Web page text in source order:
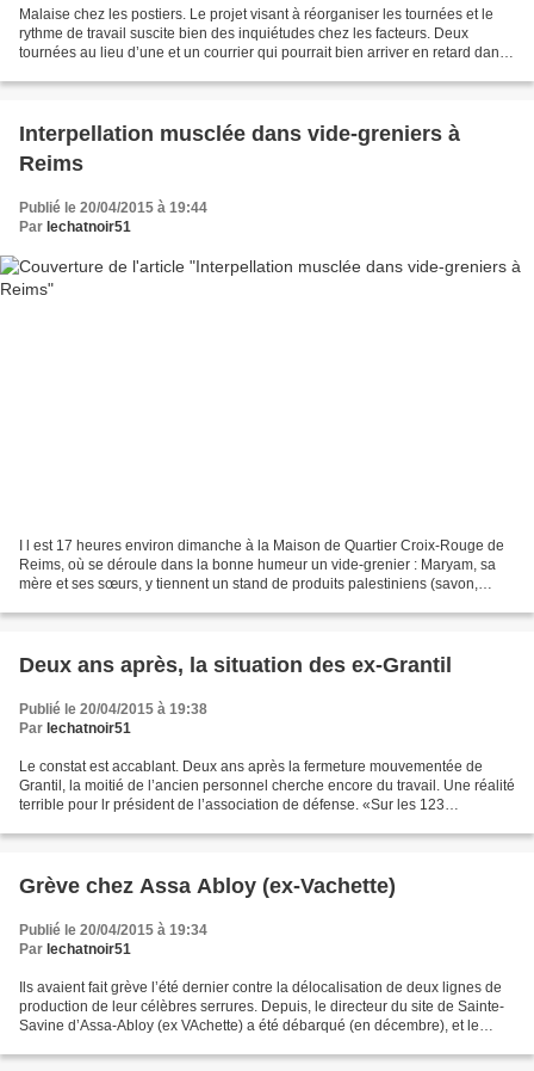
Malaise chez les postiers. Le projet visant à réorganiser les tournées et le
rythme de travail suscite bien des inquiétudes chez les facteurs. Deux
tournées au lieu d’une et un courrier qui pourrait bien arriver en retard dans
Interpellation musclée dans vide-greniers à
Reims
Publié le 20/04/2015 à 19:44
Par lechatnoir51
I l est 17 heures environ dimanche à la Maison de Quartier Croix-Rouge de
Reims, où se déroule dans la bonne humeur un vide-grenier : Maryam, sa
mère et ses sœurs, y tiennent un stand de produits palestiniens (savon,
Deux ans après, la situation des ex-Grantil
Publié le 20/04/2015 à 19:38
Par lechatnoir51
Le constat est accablant. Deux ans après la fermeture mouvementée de
Grantil, la moitié de l’ancien personnel cherche encore du travail. Une réalité
terrible pour lr président de l’association de défense. «Sur les 123
Grève chez Assa Abloy (ex-Vachette)
Publié le 20/04/2015 à 19:34
Par lechatnoir51
Ils avaient fait grève l’été dernier contre la délocalisation de deux lignes de
production de leur célèbres serrures. Depuis, le directeur du site de Sainte-
Savine d’Assa-Abloy (ex VAchette) a été débarqué (en décembre), et le